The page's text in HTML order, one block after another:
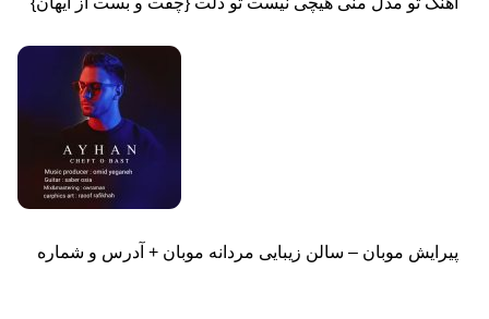
پیرایش موبان – سالن زیبایی مردانه موبان + آدرس و شماره